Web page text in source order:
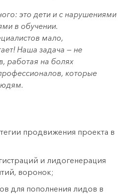
это дети и с нарушениями
в обучении.
мало,
Наша задача — не
работая на болях
которые
продвижения проекта в
и лидогенерация
воронок;
для пополнения лидов в